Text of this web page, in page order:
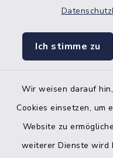
Ich stimme zu
Wir weisen darauf
Cookies einsetzen, um
Website zu
weiterer Dienste wird